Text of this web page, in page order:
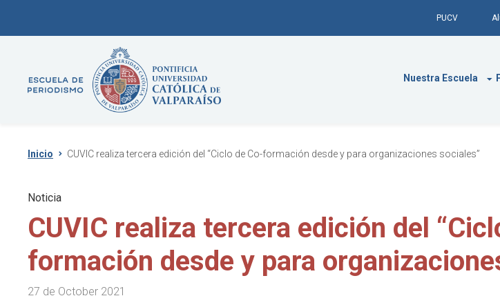
PUCV
Nuestra Escuela
Inicio CUVIC realiza tercera edición del “Ciclo de Co-formación desde y para organizaciones sociales”
Noticia
CUVIC realiza tercera edición del
formación desde y para
27 de October 2021